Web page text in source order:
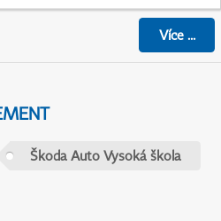
Více...
Škoda Auto Vysoká škola